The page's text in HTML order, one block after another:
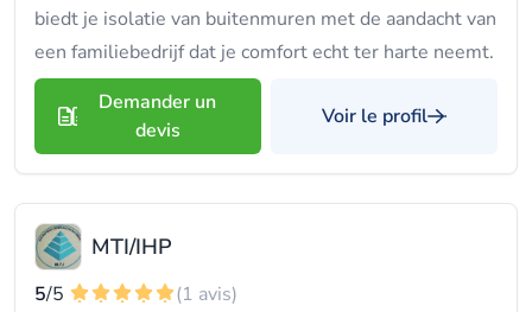
biedt je isolatie van buitenmuren met de aandacht van
een familiebedrijf dat je comfort echt ter harte neemt.
Demander un
devis
Voir le profil
MTI/IHP
5/5
(1 avis)